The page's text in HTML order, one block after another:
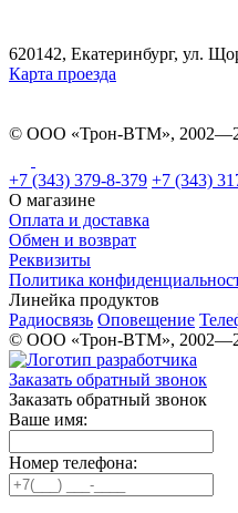
620142, Екатеринбург, ул.
Карта проезда
© ООО «Трон-ВТМ»,
+7 (343) 379-8-379 +7 (343)
О магазине
Оплата и доставка
Обмен и возврат
Реквизиты
Политика
Линейка продуктов
Радиосвязь Оповещение
© ООО «Трон-ВТМ»,
Заказать обратный звонок
Заказать обратный звонок
Ваше имя:
Номер телефона: